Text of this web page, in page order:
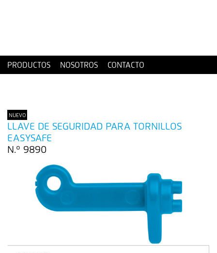
PRODUCTOS NOSOTROS CONTACTO
NUEVO
LLAVE DE SEGURIDAD PARA TORNILLOS
EASYSAFE
N.º 9890